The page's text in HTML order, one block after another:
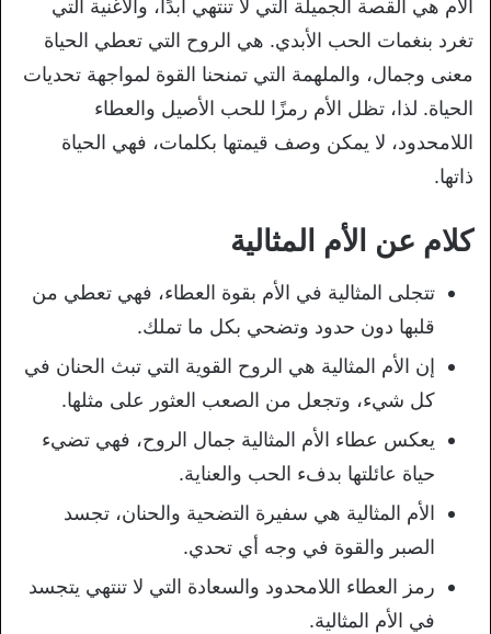
الأم هي القصة الجميلة التي لا تنتهي أبدًا، والأغنية التي
تغرد بنغمات الحب الأبدي. هي الروح التي تعطي الحياة
معنى وجمال، والملهمة التي تمنحنا القوة لمواجهة تحديات
الحياة. لذا، تظل الأم رمزًا للحب الأصيل والعطاء
اللامحدود، لا يمكن وصف قيمتها بكلمات، فهي الحياة
ذاتها.
كلام عن الأم المثالية
تتجلى المثالية في الأم بقوة العطاء، فهي تعطي من
قلبها دون حدود وتضحي بكل ما تملك.
إن الأم المثالية هي الروح القوية التي تبث الحنان في
كل شيء، وتجعل من الصعب العثور على مثلها.
يعكس عطاء الأم المثالية جمال الروح، فهي تضيء
حياة عائلتها بدفء الحب والعناية.
الأم المثالية هي سفيرة التضحية والحنان، تجسد
الصبر والقوة في وجه أي تحدي.
رمز العطاء اللامحدود والسعادة التي لا تنتهي يتجسد
في الأم المثالية.